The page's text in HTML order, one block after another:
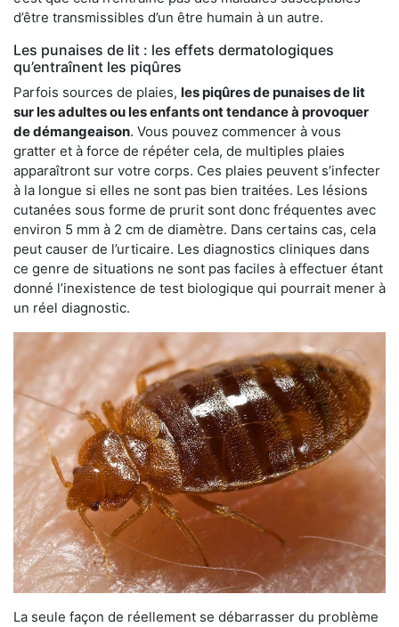
d’être transmissibles d’un être humain à un autre.
Les punaises de lit : les effets dermatologiques
qu’entraînent les piqûres
Parfois sources de plaies, les piqûres de punaises de lit
sur les adultes ou les enfants ont tendance à provoquer
de démangeaison. Vous pouvez commencer à vous
gratter et à force de répéter cela, de multiples plaies
apparaîtront sur votre corps. Ces plaies peuvent s’infecter
à la longue si elles ne sont pas bien traitées. Les lésions
cutanées sous forme de prurit sont donc fréquentes avec
environ 5 mm à 2 cm de diamètre. Dans certains cas, cela
peut causer de l’urticaire. Les diagnostics cliniques dans
ce genre de situations ne sont pas faciles à effectuer étant
donné l’inexistence de test biologique qui pourrait mener à
un réel diagnostic.
La seule façon de réellement se débarrasser du problème